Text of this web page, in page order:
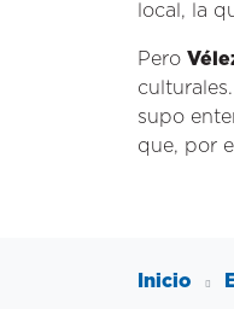
local, la
Pero
supo
que, por
Inicio